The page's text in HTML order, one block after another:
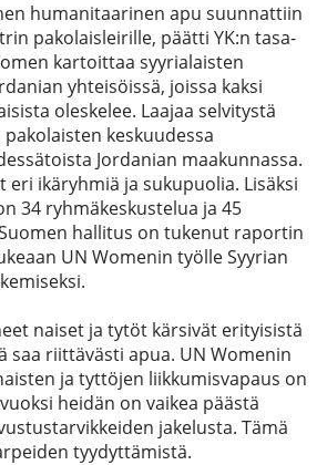
humanitaarinen apu suunnattiin
pakolaisleirille, päätti YK:n tasa-
kartoittaa syyrialaisten
yhteisöissä, joissa kaksi
oleskelee. Laajaa selvitystä
keskuudessa
Jordanian maakunnassa.
eri ikäryhmiä ja sukupuolia. Lisäksi
34 ryhmäkeskustelua ja 45
hallitus on tukenut raportin
UN Womenin työlle Syyrian
naiset ja tytöt kärsivät erityisistä
saa riittävästi apua. UN Womenin
ja tyttöjen liikkumisvapaus on
heidän on vaikea päästä
jakelusta. Tämä
tyydyttämistä.